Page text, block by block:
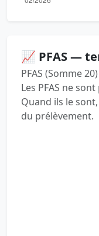
📈 PFAS —
PFAS (Somme
Les PFAS ne
Quand ils le
du prélèvement.